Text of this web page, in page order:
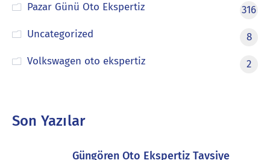
Pazar Günü Oto Ekspertiz
316
Uncategorized
8
Volkswagen oto ekspertiz
2
Son Yazılar
Güngören Oto Ekspertiz Tavsiye